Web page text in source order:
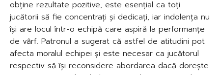
obține rezultate pozitive, este esențial ca toți
jucătorii să fie concentrați și dedicați, iar indolența nu
își are locul într-o echipă care aspiră la performanțe
de vârf. Patronul a sugerat că astfel de atitudini pot
afecta moralul echipei și este necesar ca jucătorul
respectiv să își reconsidere abordarea dacă dorește